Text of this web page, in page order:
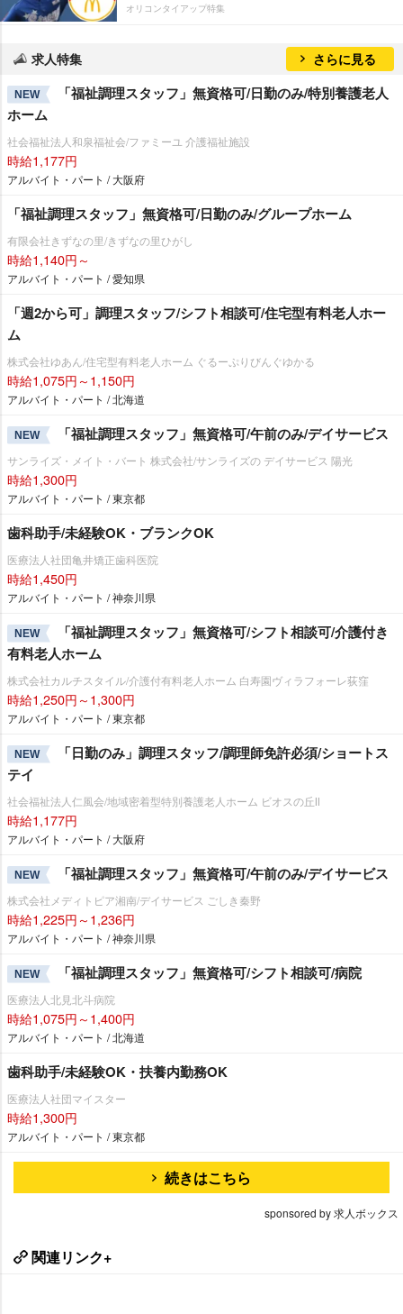
オリコンタイアップ特集
求人特集 さらに見る
NEW
「福祉調理スタッフ」無資格可/日勤のみ/特別養護老人
ホーム
社会福祉法人和泉福祉会/ファミーユ 介護福祉施設
時給1,177円
アルバイト・パート / 大阪府
「福祉調理スタッフ」無資格可/日勤のみ/グループホーム
有限会社きずなの里/きずなの里ひがし
時給1,140円～
アルバイト・パート / 愛知県
「週2から可」調理スタッフ/シフト相談可/住宅型有料老人ホー
ム
株式会社ゆあん/住宅型有料老人ホーム ぐるーぷりびんぐゆかる
時給1,075円～1,150円
アルバイト・パート / 北海道
NEW 「福祉調理スタッフ」無資格可/午前のみ/デイサービス
サンライズ・メイト・バート 株式会社/サンライズの デイサービス 陽光
時給1,300円
アルバイト・パート / 東京都
歯科助手/未経験OK・ブランクOK
医療法人社団亀井矯正歯科医院
時給1,450円
アルバイト・パート / 神奈川県
NEW
「福祉調理スタッフ」無資格可/シフト相談可/介護付き
有料老人ホーム
株式会社カルチスタイル/介護付有料老人ホーム 白寿園ヴィラフォーレ荻窪
時給1,250円～1,300円
アルバイト・パート / 東京都
NEW
「日勤のみ」調理スタッフ/調理師免許必須/ショートス
テイ
社会福祉法人仁風会/地域密着型特別養護老人ホーム ビオスの丘Ⅱ
時給1,177円
アルバイト・パート / 大阪府
NEW 「福祉調理スタッフ」無資格可/午前のみ/デイサービス
株式会社メディトピア湘南/デイサービス ごしき秦野
時給1,225円～1,236円
アルバイト・パート / 神奈川県
NEW 「福祉調理スタッフ」無資格可/シフト相談可/病院
医療法人北見北斗病院
時給1,075円～1,400円
アルバイト・パート / 北海道
歯科助手/未経験OK・扶養内勤務OK
医療法人社団マイスター
時給1,300円
アルバイト・パート / 東京都
続きはこちら
sponsored by 求人ボックス
関連リンク+